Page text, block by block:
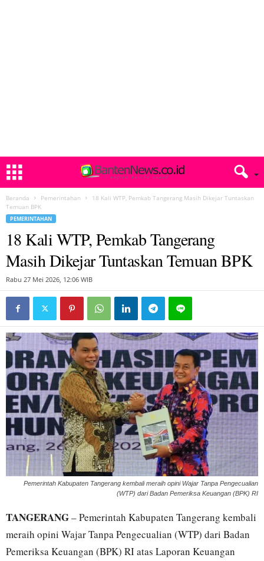
Beranda Pemerintahan
18 Kali WTP, Pemkab Tangerang Masih Dikejar Tuntaskan
Temuan BPK
PEMERINTAHAN
18 Kali WTP, Pemkab Tangerang
Masih Dikejar Tuntaskan Temuan BPK
Rabu 27 Mei 2026, 12:06 WIB
Pemerintah Kabupaten Tangerang kembali meraih opini Wajar Tanpa Pengecualian
(WTP) dari Badan Pemeriksa Keuangan (BPK) RI
TANGERANG– Pemerintah Kabupaten Tangerang kembali
meraih opini Wajar Tanpa Pengecualian (WTP) dari Badan
Pemeriksa Keuangan (BPK) RI atas Laporan Keuangan